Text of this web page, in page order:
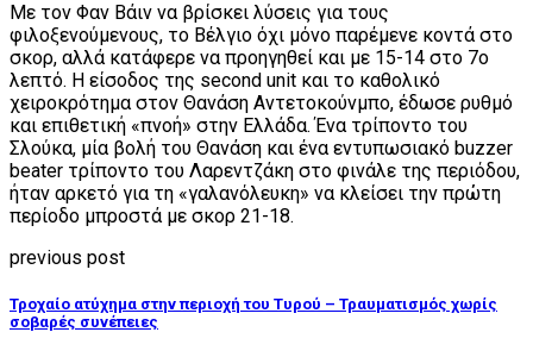
Με τον Φαν Βάιν να βρίσκει λύσεις για τους
φιλοξενούμενους, το Βέλγιο όχι μόνο παρέμενε κοντά στο
σκορ, αλλά κατάφερε να προηγηθεί και με 15-14 στο 7ο
λεπτό. Η είσοδος της second unit και το καθολικό
χειροκρότημα στον Θανάση Αντετοκούνμπο, έδωσε ρυθμό
και επιθετική «πνοή» στην Ελλάδα. Ένα τρίποντο του
Σλούκα, μία βολή του Θανάση και ένα εντυπωσιακό buzzer
beater τρίποντο του Λαρεντζάκη στο φινάλε της περιόδου,
ήταν αρκετό για τη «γαλανόλευκη» να κλείσει την πρώτη
περίοδο μπροστά με σκορ 21-18.
previous post
Τροχαίο ατύχημα στην περιοχή του Τυρού – Τραυματισμός χωρίς
σοβαρές συνέπειες